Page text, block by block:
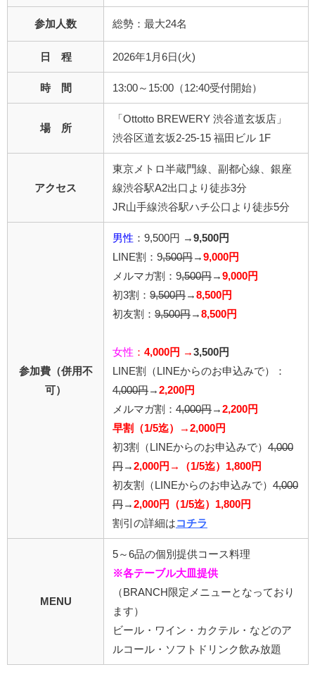
参加人数 総勢：最大24名
日 程 2026年1月6日(火)
時 間 13:00～15:00（12:40受付開始）
場 所
「Ottotto BREWERY 渋谷道玄坂店」
渋谷区道玄坂2-25-15 福田ビル 1F
アクセス
東京メトロ半蔵門線、副都心線、銀座
線渋谷駅A2出口より徒歩3分
JR山手線渋谷駅ハチ公口より徒歩5分
参加費（併用不
可）
男性 ：9,500円 → 9,500円
LINE割：9,500円 → 9,000円
メルマガ割：9,500円 → 9,000円
初3割： 9,500円 → 8,500円
初友割： 9,500円 → 8,500円
女性 ： 4,000円 → 3,500円
LINE割
（LINEからのお申込みで）
：
4,000円 → 2,200円
メルマガ割： 4,000円 → 2,200円
早割（1/5迄）→2,000円
初3割（LINEからのお申込みで） 4,000
円 → 2,000円→（1/5迄）1,800円
初友割（LINEからのお申込みで） 4,000
円 → 2,000円（1/5迄）1,800円
割引の詳細は コチラ
MENU
5～6品の個別提供コース料理
※各テーブル大皿提供
（BRANCH限定メニューとなっており
ます）
ビール・ワイン・カクテル・などのア
ルコール・ソフトドリンク飲み放題